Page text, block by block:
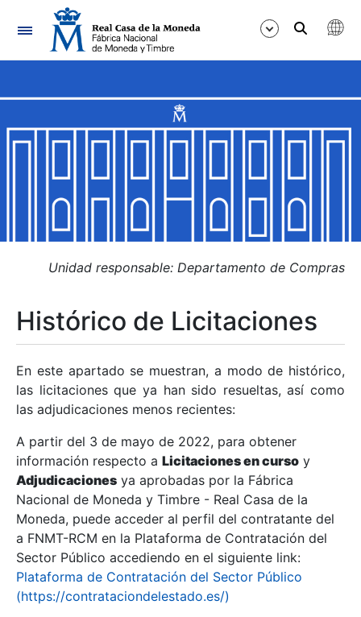
Navegación
Mostrar/Ocultar
Mostrar/Ocultar
Mostrar/Ocultar
Mostrar/Ocultar
Mostrar/Ocultar
Mostrar/Ocultar
Unidad responsable: Departamento de Compras
Histórico de Licitaciones
En este apartado se muestran, a modo de histórico,
las licitaciones que ya han sido resueltas, así como
las adjudicaciones menos recientes:
A partir del 3 de mayo de 2022, para obtener
información respecto a Licitaciones en curso y
Adjudicaciones ya aprobadas por la Fábrica
Nacional de Moneda y Timbre - Real Casa de la
Moneda, puede acceder al perfil del contratante del
a FNMT-RCM en la Plataforma de Contratación del
Sector Público accediendo en el siguiente link:
Plataforma de Contratación del Sector Público
(https://contrataciondelestado.es/)